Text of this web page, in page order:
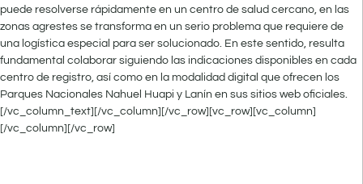
puede resolverse rápidamente en un centro de salud cercano, en las
zonas agrestes se transforma en un serio problema que requiere de
una logística especial para ser solucionado. En este sentido, resulta
fundamental colaborar siguiendo las indicaciones disponibles en cada
centro de registro, así como en la modalidad digital que ofrecen los
Parques Nacionales Nahuel Huapi y Lanín en sus sitios web oficiales.
[/vc_column_text][/vc_column][/vc_row][vc_row][vc_column]
[/vc_column][/vc_row]